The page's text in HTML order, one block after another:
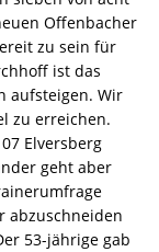
Offenbacher
zu sein für
ist das
aufsteigen. Wir
zu erreichen.
Elversberg
geht aber
abzuschneiden
53-jährige gab